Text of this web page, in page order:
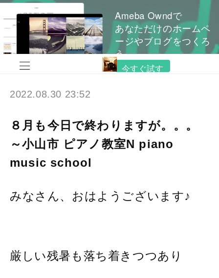
Ameba Owndで
あなただけのホームペ
ージやブログをつくろ
う
今すぐ試す
2022.08.30 23:52
８月も今日で終わりますが。。。
～小山市 ピアノ教室N piano
music school
みなさん、おはようございます♪
厳しい残暑も落ち着きつつあり